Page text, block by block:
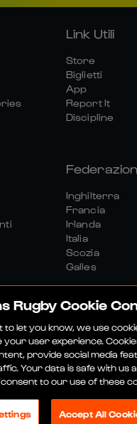
Link Utili
Store
Biglietti
App
Report It
Discipline
Inghilterra
Francia
Irlanda
Italia
Scozia
Galles
E Condizioni
Informativa Sui
Rugby Cookie
to let you know, we use
your user experience.
provide social media
Your data is safe with us
to our use of these
Accept All